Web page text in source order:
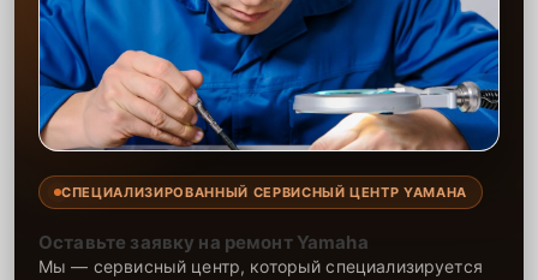
СПЕЦИАЛИЗИРОВАННЫЙ СЕРВИСНЫЙ ЦЕНТР YAMAHA
Оставьте заявку на ремонт Yamaha
Мы — сервисный центр, который специализируется